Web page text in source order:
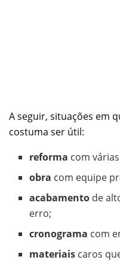
A seguir, situações em
costuma ser útil:
reforma com
obra com equipe
acabamento de
erro;
cronograma com
materiais caros